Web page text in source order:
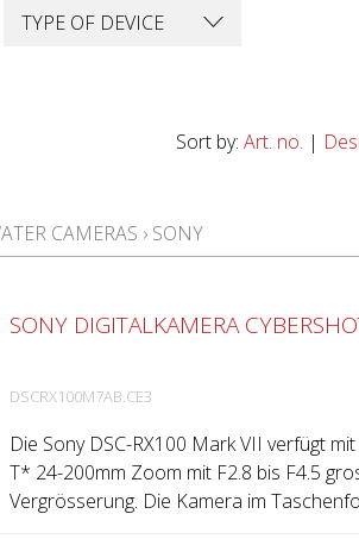
TYPE OF DEVICE
Sort by: Art. no. |
CAMERAS › SONY
SONY DIGITALKAMERA
DSCRX100M7AB.CE3
Die Sony DSC-RX100 Mark VII verfügt
T* 24-200mm Zoom mit F2.8 bis F4.5
Vergrösserung. Die Kamera im